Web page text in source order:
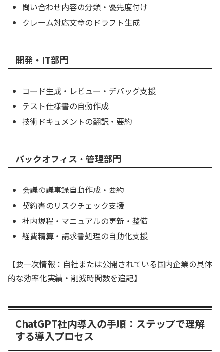
問い合わせ内容の分類・優先度付け
クレーム対応文章のドラフト生成
開発・IT部門
コード生成・レビュー・デバッグ支援
テスト仕様書の自動作成
技術ドキュメントの翻訳・要約
バックオフィス・管理部門
会議の議事録自動作成・要約
契約書のリスクチェック支援
社内規程・マニュアルの更新・整備
経費精算・請求書処理の自動化支援
【要一次情報：自社または公開されている国内企業の具体
的な効率化実績・削減時間数を追記】
ChatGPT社内導入の手順：ステップで理解
する導入プロセス